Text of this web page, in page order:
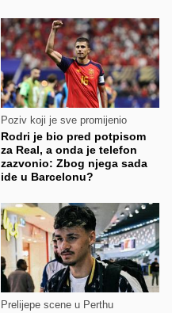
Poziv koji je sve promijenio
Rodri je bio pred potpisom
za Real, a onda je telefon
zazvonio: Zbog njega sada
ide u Barcelonu?
Prelijepe scene u Perthu